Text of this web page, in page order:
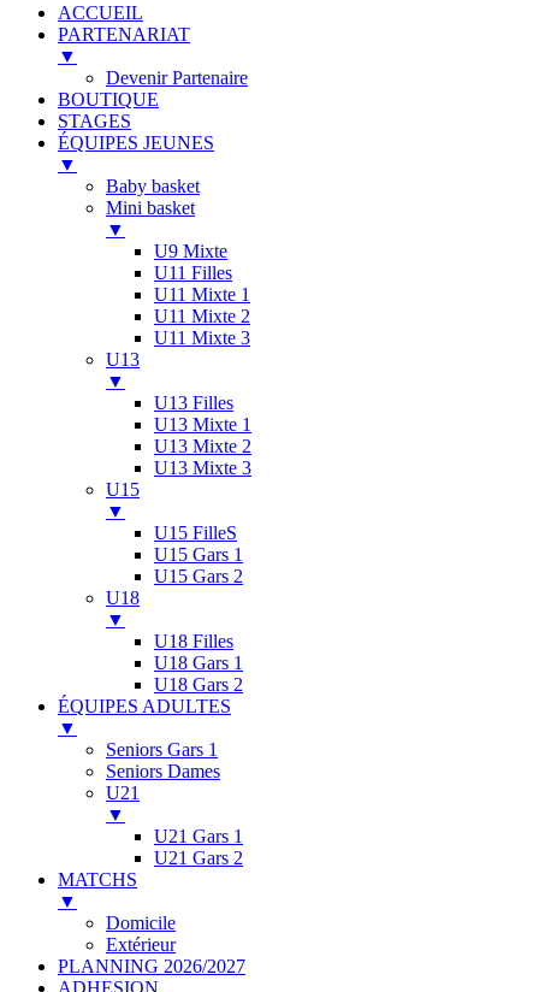
ACCUEIL
PARTENARIAT
▼
Devenir Partenaire
BOUTIQUE
STAGES
ÉQUIPES JEUNES
▼
Baby basket
Mini basket
▼
U9 Mixte
U11 Filles
U11 Mixte 1
U11 Mixte 2
U11 Mixte 3
U13
▼
U13 Filles
U13 Mixte 1
U13 Mixte 2
U13 Mixte 3
U15
▼
U15 FilleS
U15 Gars 1
U15 Gars 2
U18
▼
U18 Filles
U18 Gars 1
U18 Gars 2
ÉQUIPES ADULTES
▼
Seniors Gars 1
Seniors Dames
U21
▼
U21 Gars 1
U21 Gars 2
MATCHS
▼
Domicile
Extérieur
PLANNING 2026/2027
ADHESION